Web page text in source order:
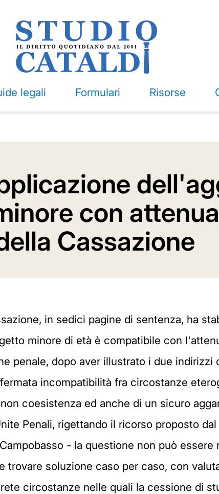
legali Formulari Risorse
con
Cassazione
in sedici pagine di sentenza, ha
minore di età è compatibile con
penale, dopo aver illustrato i due indirizzi
incompatibilità fra circostanze
coesistenza ed anche di un sicuro
Penali, rigettando il ricorso proposto
- la questione non può
trovare soluzione caso per caso, con
circostanze nelle quali la cessione di